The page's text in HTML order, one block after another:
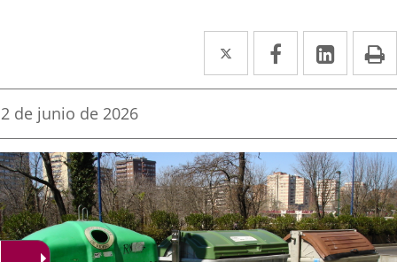
Twitter
Enlace
a
aplicación
externa.
Facebook
Enlace
a
aplicación
externa.
Enlace
a
Fecha
la
noticia
2 de junio de 2026